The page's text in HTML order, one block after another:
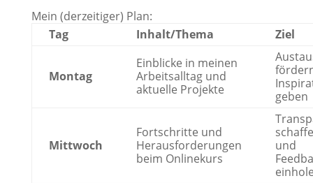
Mein (derzeitiger) Plan:
Tag
Inhalt/Thema Ziel
Montag
Einblicke in meinen
Arbeitsalltag und
aktuelle Projekte
geben
Mittwoch
Fortschritte und
Herausforderungen
beim Onlinekurs
und